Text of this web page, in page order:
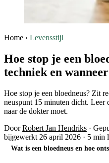
Home › Levensstijl
Hoe stop je een
techniek en
Hoe stop je een bloedneus? Zit
neuspunt 15 minuten dicht. Leer
naar de dokter moet.
DoorRobert Jan Hendriks ·
bijgewerkt 26 april 2026 · 5 min
Wat is een bloedneus en hoe